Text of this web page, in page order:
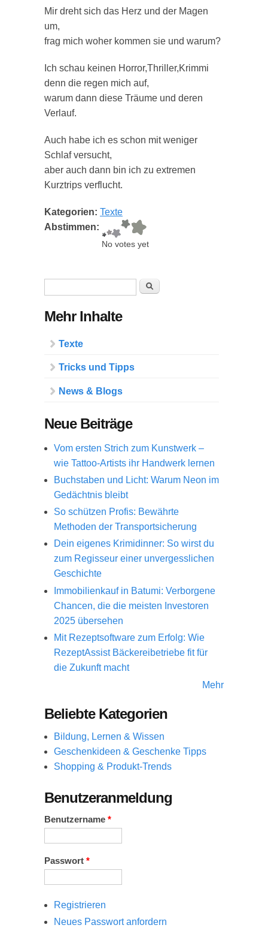
Mir dreht sich das Herz und der Magen
um,
frag mich woher kommen sie und warum?
Ich schau keinen Horror,Thriller,Krimmi
denn die regen mich auf,
warum dann diese Träume und deren
Verlauf.
Auch habe ich es schon mit weniger
Schlaf versucht,
aber auch dann bin ich zu extremen
Kurztrips verflucht.
Kategorien: Texte
Abstimmen:
No votes yet
Suche
Mehr Inhalte
Texte
Tricks und Tipps
News & Blogs
Neue Beiträge
Vom ersten Strich zum Kunstwerk –
wie Tattoo-Artists ihr Handwerk lernen
Buchstaben und Licht: Warum Neon im
Gedächtnis bleibt
So schützen Profis: Bewährte
Methoden der Transportsicherung
Dein eigenes Krimidinner: So wirst du
zum Regisseur einer unvergesslichen
Geschichte
Immobilienkauf in Batumi: Verborgene
Chancen, die die meisten Investoren
2025 übersehen
Mit Rezeptsoftware zum Erfolg: Wie
RezeptAssist Bäckereibetriebe fit für
die Zukunft macht
Mehr
Beliebte Kategorien
Bildung, Lernen & Wissen
Geschenkideen & Geschenke Tipps
Shopping & Produkt-Trends
Benutzeranmeldung
Benutzername *
Passwort *
Registrieren
Neues Passwort anfordern